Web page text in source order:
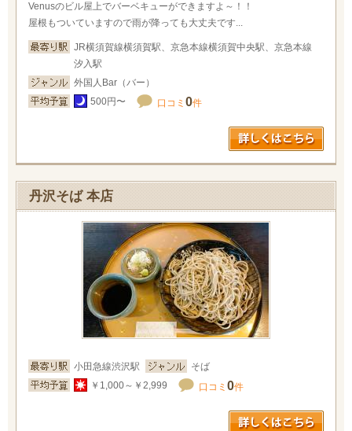
Venusのビル屋上でバーベキューができますよ～！！
屋根もついていますので雨が降っても大丈夫です...
JR横須賀線横須賀駅、京急本線横須賀中央駅、京急本線
汐入駅
外国人Bar（バー）
500円〜
口コミ 0件
丹沢そば 本店
小田急線渋沢駅
そば
￥1,000～￥2,999
口コミ 0件